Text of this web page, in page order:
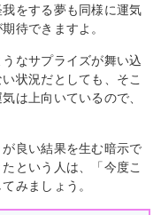
をする夢も同様に運気
待できますよ。
なサプライズが舞い込
状況だとしても、そこ
は上向いているので、
良い結果を生む暗示で
という人は、「今度こ
みましょう。